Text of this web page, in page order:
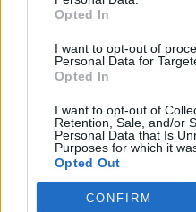
Opted In
I want to opt-out of
Personal Data for
Opted In
I want to opt-out of
Retention, Sale, and/or
Personal Data that Is
Purposes for which it
Opted Out
CONFIRM
LETTERATURA ITALIANA
Salvatore
LETTERATURA ITALIANA
Antico inverno,
Quasimodo